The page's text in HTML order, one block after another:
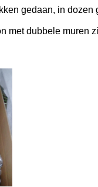
gedaan, in
met dubbele muren